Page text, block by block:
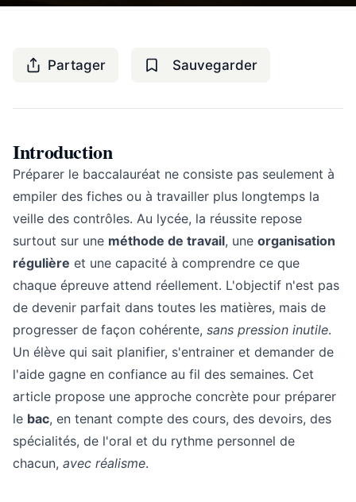
Partager Sauvegarder
Introduction
Préparer le baccalauréat ne consiste pas seulement à
empiler des fiches ou à travailler plus longtemps la
veille des contrôles. Au lycée, la réussite repose
surtout sur une méthode de travail, une organisation
régulière et une capacité à comprendre ce que
chaque épreuve attend réellement. L'objectif n'est pas
de devenir parfait dans toutes les matières, mais de
progresser de façon cohérente, sans pression inutile.
Un élève qui sait planifier, s'entrainer et demander de
l'aide gagne en confiance au fil des semaines. Cet
article propose une approche concrète pour préparer
le bac, en tenant compte des cours, des devoirs, des
spécialités, de l'oral et du rythme personnel de
chacun, avec réalisme.